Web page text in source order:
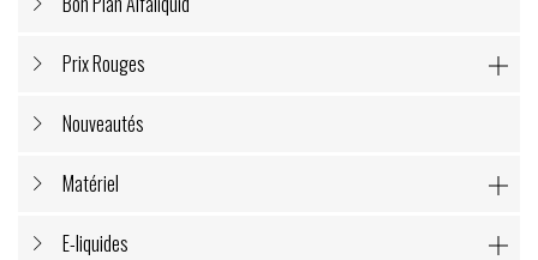
Prix Rouges 
Nouveautés
Matériel 
E-liquides 